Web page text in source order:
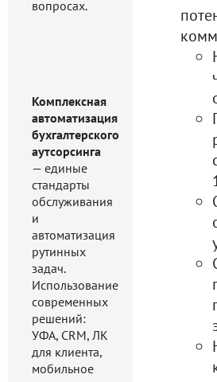
вопросах.
Комплексная
автоматизация
бухгалтерского
аутсорсинга
— единые
стандарты
обслуживания
и
автоматизация
рутинных
задач.
Использование
современных
решений:
УФА, CRM, ЛК
для клиента,
мобильное